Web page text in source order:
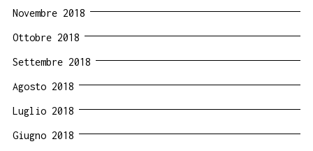
Novembre 2018
Ottobre 2018
Settembre 2018
Agosto 2018
Luglio 2018
Giugno 2018